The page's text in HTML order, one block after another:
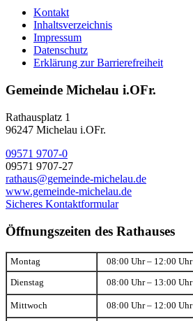
Kontakt
Inhaltsverzeichnis
Impressum
Datenschutz
Erklärung zur Barrierefreiheit
Gemeinde Michelau i.OFr.
Rathausplatz 1
96247 Michelau i.OFr.
09571 9707-0
09571 9707-27
rathaus@gemeinde-michelau.de
www.gemeinde-michelau.de
Sicheres Kontaktformular
Öffnungszeiten des Rathauses
Montag 08:00 Uhr – 12:00 Uhr
Dienstag 08:00 Uhr – 13:00 Uhr
Mittwoch 08:00 Uhr – 12:00 Uhr